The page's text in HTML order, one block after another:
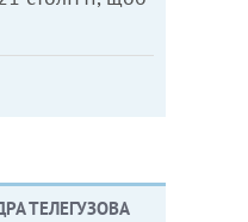
ТЕЛЕГУЗОВА